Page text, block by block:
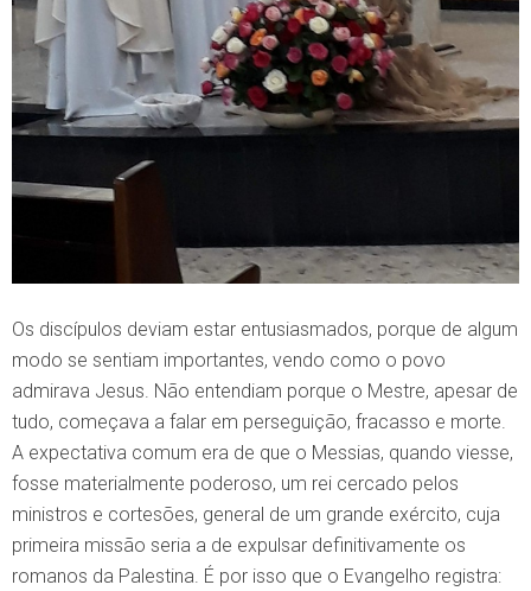
Os discípulos deviam estar entusiasmados, porque de algum
modo se sentiam importantes, vendo como o povo
admirava Jesus. Não entendiam porque o Mestre, apesar de
tudo, começava a falar em perseguição, fracasso e morte.
A expectativa comum era de que o Messias, quando viesse,
fosse materialmente poderoso, um rei cercado pelos
ministros e cortesões, general de um grande exército, cuja
primeira missão seria a de expulsar definitivamente os
romanos da Palestina. É por isso que o Evangelho registra: